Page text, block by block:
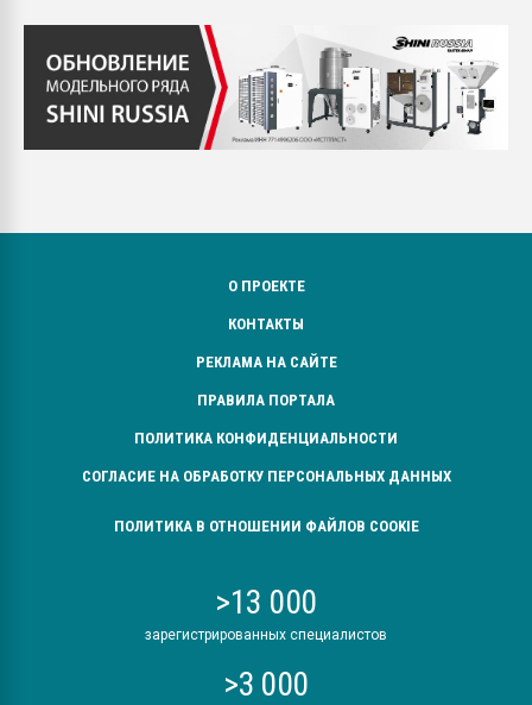
О ПРОЕКТЕ
КОНТАКТЫ
РЕКЛАМА НА САЙТЕ
ПРАВИЛА ПОРТАЛА
ПОЛИТИКА КОНФИДЕНЦИАЛЬНОСТИ
СОГЛАСИЕ НА ОБРАБОТКУ ПЕРСОНАЛЬНЫХ ДАННЫХ
ПОЛИТИКА В ОТНОШЕНИИ ФАЙЛОВ COOKIE
>13 000
зарегистрированных специалистов
>3 000